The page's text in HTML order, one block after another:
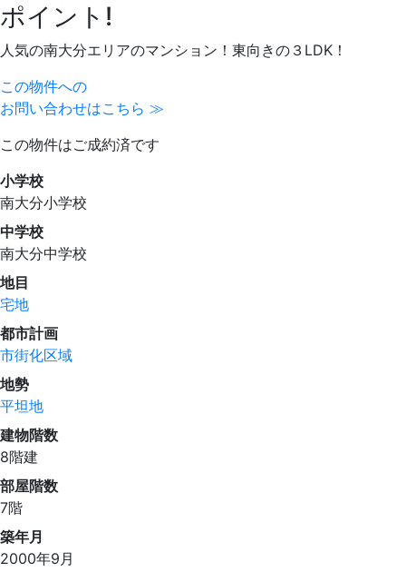
ポイント!
人気の南大分エリアのマンション！東向きの３LDK！
この物件への
お問い合わせはこちら ≫
この物件はご成約済です
小学校
南大分小学校
中学校
南大分中学校
地目
宅地
都市計画
市街化区域
地勢
平坦地
建物階数
8階建
部屋階数
7階
築年月
2000年9月